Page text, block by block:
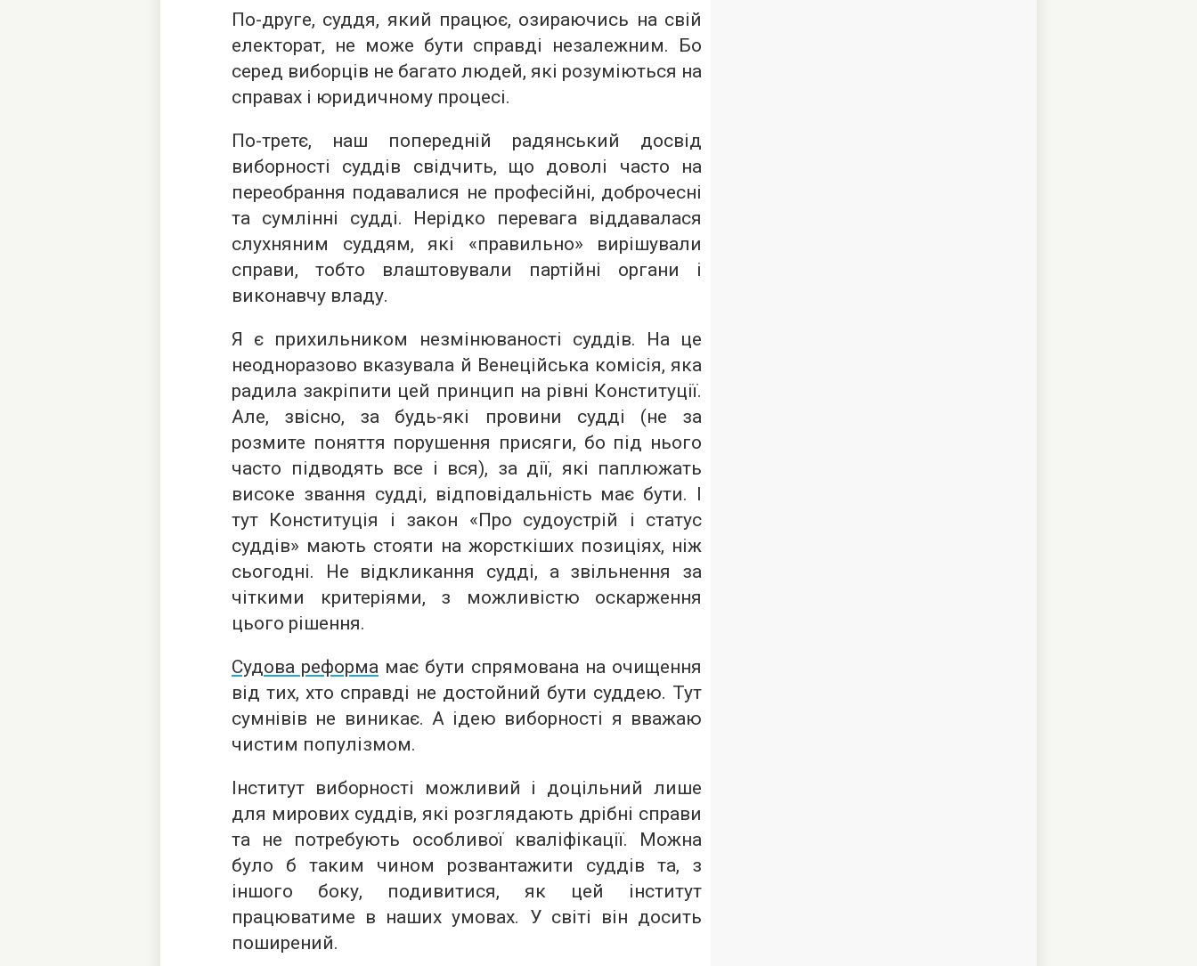
По-друге, суддя, який працює, озираючись на свій
електорат, не може бути справді незалежним. Бо
серед виборців не багато людей, які розуміються на
справах і юридичному процесі.
По-третє, наш попередній радянський досвід
виборності суддів свідчить, що доволі часто на
переобрання подавалися не професійні, доброчесні
та сумлінні судді. Нерідко перевага віддавалася
слухняним суддям, які «правильно» вирішували
справи, тобто влаштовували партійні органи і
виконавчу владу.
Я є прихильником незмінюваності суддів. На це
неодноразово вказувала й Венеційська комісія, яка
радила закріпити цей принцип на рівні Конституції.
Але, звісно, за будь-які провини судді (не за
розмите поняття порушення присяги, бо під нього
часто підводять все і вся), за дії, які паплюжать
високе звання судді, відповідальність має бути. І
тут Конституція і закон «Про судоустрій і статус
суддів» мають стояти на жорсткіших позиціях, ніж
сьогодні. Не відкликання судді, а звільнення за
чіткими критеріями, з можливістю оскарження
цього рішення.
Судова реформа має бути спрямована на очищення
від тих, хто справді не достойний бути суддею. Тут
сумнівів не виникає. А ідею виборності я вважаю
чистим популізмом.
Інститут виборності можливий і доцільний лише
для мирових суддів, які розглядають дрібні справи
та не потребують особливої кваліфікації. Можна
було б таким чином розвантажити суддів та, з
іншого боку, подивитися, як цей інститут
працюватиме в наших умовах. У світі він досить
поширений.